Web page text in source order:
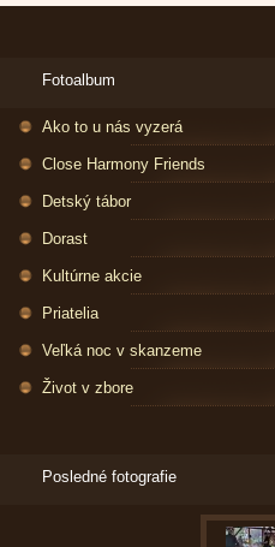
Fotoalbum
Ako to u nás vyzerá
Close Harmony Friends
Detský tábor
Dorast
Kultúrne akcie
Priatelia
Veľká noc v skanzeme
Život v zbore
Posledné fotografie